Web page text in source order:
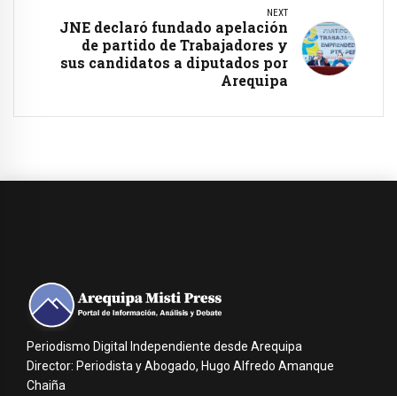
NEXT
JNE declaró fundado apelación
de partido de Trabajadores y
sus candidatos a diputados por
Arequipa
Periodismo Digital Independiente desde Arequipa
Director: Periodista y Abogado, Hugo Alfredo Amanque
Chaiña